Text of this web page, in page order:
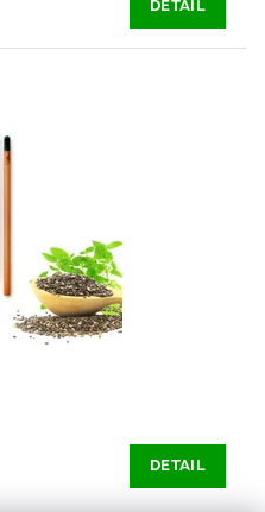
DETAIL
DETAIL